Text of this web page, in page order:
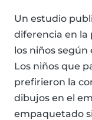
Un estudio
diferencia en la
los niños
Los niños que
prefirieron la
dibujos en el
empaquetado